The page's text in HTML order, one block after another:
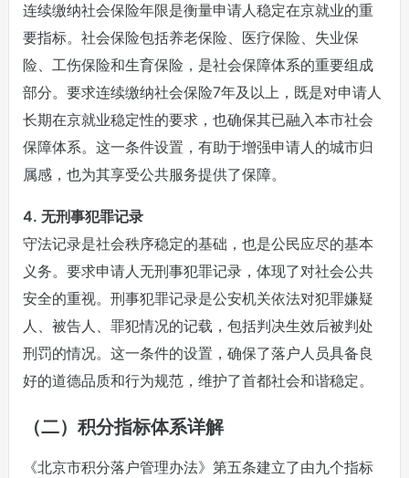
连续缴纳社会保险年限是衡量申请人稳定在京就业的重
要指标。社会保险包括养老保险、医疗保险、失业保
险、工伤保险和生育保险，是社会保障体系的重要组成
部分。要求连续缴纳社会保险7年及以上，既是对申请人
长期在京就业稳定性的要求，也确保其已融入本市社会
保障体系。这一条件设置，有助于增强申请人的城市归
属感，也为其享受公共服务提供了保障。
4. 无刑事犯罪记录
守法记录是社会秩序稳定的基础，也是公民应尽的基本
义务。要求申请人无刑事犯罪记录，体现了对社会公共
安全的重视。刑事犯罪记录是公安机关依法对犯罪嫌疑
人、被告人、罪犯情况的记载，包括判决生效后被判处
刑罚的情况。这一条件的设置，确保了落户人员具备良
好的道德品质和行为规范，维护了首都社会和谐稳定。
（二）积分指标体系详解
《北京市积分落户管理办法》第五条建立了由九个指标